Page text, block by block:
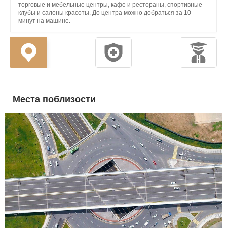
торговые и мебельные центры, кафе и рестораны, спортивные
клубы и салоны красоты. До центра можно добраться за 10
минут на машине.
Места поблизости